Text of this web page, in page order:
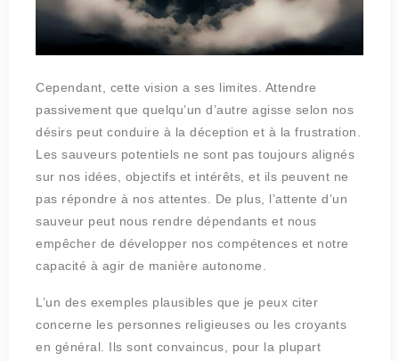
Cependant, cette vision a ses limites. Attendre
passivement que quelqu’un d’autre agisse selon nos
désirs peut conduire à la déception et à la frustration.
Les sauveurs potentiels ne sont pas toujours alignés
sur nos idées, objectifs et intérêts, et ils peuvent ne
pas répondre à nos attentes. De plus, l’attente d’un
sauveur peut nous rendre dépendants et nous
empêcher de développer nos compétences et notre
capacité à agir de manière autonome.
L’un des exemples plausibles que je peux citer
concerne les personnes religieuses ou les croyants
en général. Ils sont convaincus, pour la plupart